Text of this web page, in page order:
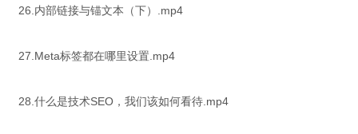
26.内部链接与锚文本（下）.mp4
27.Meta标签都在哪里设置.mp4
28.什么是技术SEO，我们该如何看待.mp4